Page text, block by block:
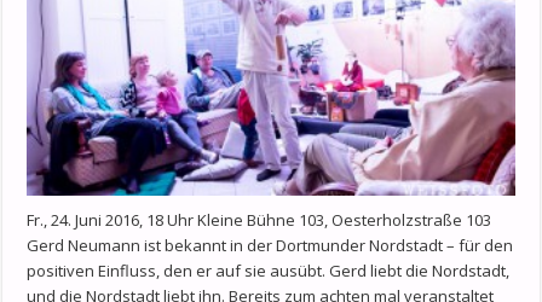
Fr., 24. Juni 2016, 18 Uhr Kleine Bühne 103, Oesterholzstraße 103
Gerd Neumann ist bekannt in der Dortmunder Nordstadt – für den
positiven Einfluss, den er auf sie ausübt. Gerd liebt die Nordstadt,
und die Nordstadt liebt ihn. Bereits zum achten mal veranstaltet